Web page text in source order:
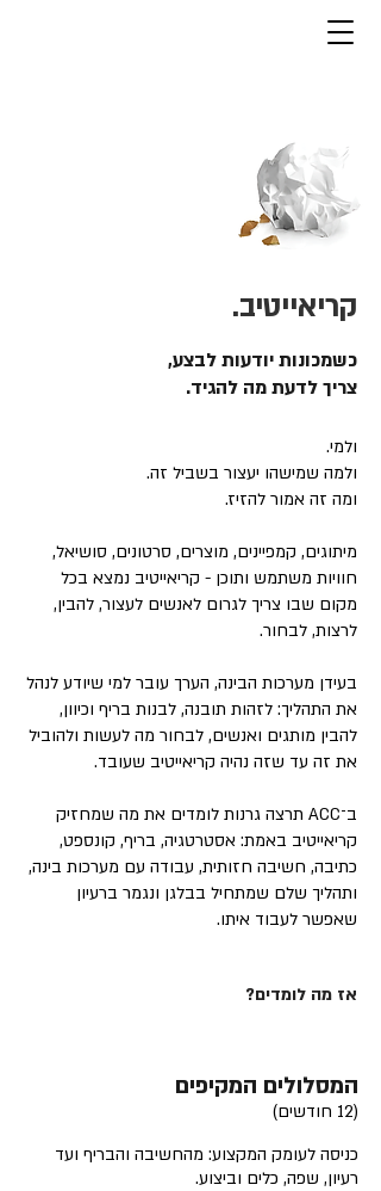
קריאייטיב.
כשמכונות יודעות לבצע,
צריך לדעת מה להגיד.
ולמי.
ולמה שמישהו יעצור בשביל זה.
ומה זה אמור להזיז.
מיתוגים, קמפיינים, מוצרים, סרטונים, סושיאל,
חוויות משתמש ותוכן - קריאייטיב נמצא בכל
מקום שבו צריך לגרום לאנשים לעצור, להבין,
לרצות, לבחור.
בעידן מערכות הבינה, הערך עובר למי שיודע לנהל
את התהליך: לזהות תובנה, לבנות בריף וכיוון,
להבין מותגים ואנשים, לבחור מה לעשות ולהוביל
את זה עד שזה נהיה קריאייטיב שעובד.
ב־ACC תרצה גרנות לומדים את מה שמחזיק
קריאייטיב באמת: אסטרטגיה, בריף, קונספט,
כתיבה, חשיבה חזותית, עבודה עם מערכות בינה,
ותהליך שלם שמתחיל בבלגן ונגמר ברעיון
שאפשר לעבוד איתו.
אז מה לומדים?
המסלולים המקיפים
(12 חודשים)
כניסה לעומק המקצוע: מהחשיבה והבריף ועד
רעיון, שפה, כלים וביצוע.